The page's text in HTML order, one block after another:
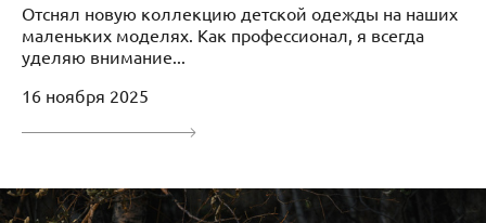
Отснял новую коллекцию детской одежды на наших
маленьких моделях. Как профессионал, я всегда
уделяю внимание...
16 ноября 2025